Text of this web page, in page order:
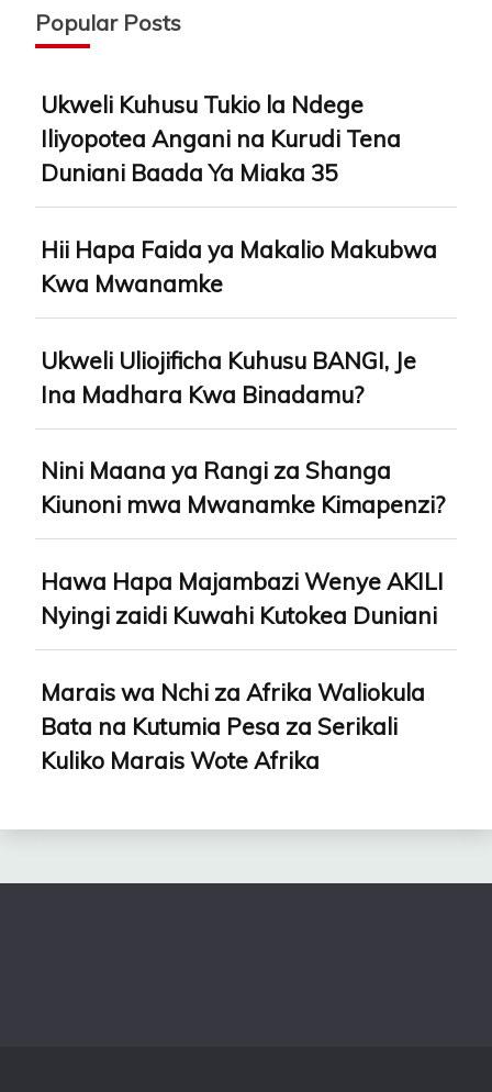
Popular Posts
Ukweli Kuhusu Tukio la Ndege
Iliyopotea Angani na Kurudi Tena
Duniani Baada Ya Miaka 35
Hii Hapa Faida ya Makalio Makubwa
Kwa Mwanamke
Ukweli Uliojificha Kuhusu BANGI, Je
Ina Madhara Kwa Binadamu?
Nini Maana ya Rangi za Shanga
Kiunoni mwa Mwanamke Kimapenzi?
Hawa Hapa Majambazi Wenye AKILI
Nyingi zaidi Kuwahi Kutokea Duniani
Marais wa Nchi za Afrika Waliokula
Bata na Kutumia Pesa za Serikali
Kuliko Marais Wote Afrika